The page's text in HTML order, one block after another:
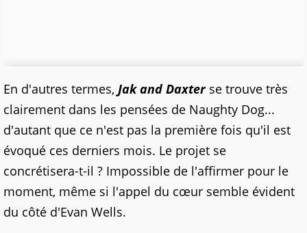
En d'autres termes, Jak and Daxterse trouve très
clairement dans les pensées de Naughty Dog...
d'autant que ce n'est pas la première fois qu'il est
évoqué ces derniers mois. Le projet se
concrétisera-t-il ? Impossible de l'affirmer pour le
moment, même si l'appel du cœur semble évident
du côté d'Evan Wells.